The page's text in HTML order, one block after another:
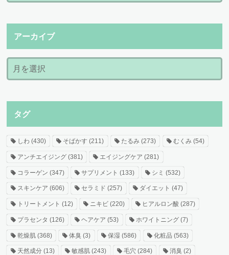
アーカイブ
タグ
しわ(430) そばかす (211) たるみ (273) むくみ(54)
アンチエイジング(381) エイジングケア (281)
コラーゲン (347) サプリメント (133) シミ (532)
スキンケア (606) セラミド (257) ダイエット (47)
トリートメント (12) ニキビ (220) ヒアルロン酸 (287)
プラセンタ (126) ヘアケア (53) ホワイトニング (7)
乾燥肌(368) 体臭 (3) 保湿 (586) 化粧品 (563)
天然成分(13) 敏感肌 (243) 毛穴 (284) 消臭(2)